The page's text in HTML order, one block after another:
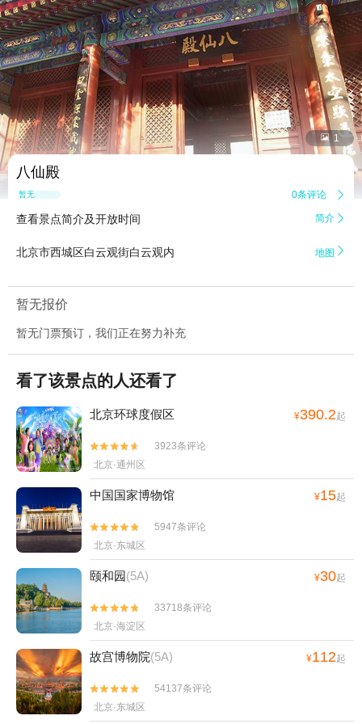
 1
八仙殿
暂无点评 0条评论 
查看景点简介及开放时间 简介 
北京市西城区白云观街白云观内 地图 
暂无报价
暂无门票预订，我们正在努力补充
看了该景点的人还看了
北京环球度假区 ¥390.2起


3923条评论
北京·通州区
中国国家博物馆 ¥15起


5947条评论
北京·东城区
颐和园(5A) ¥30起


33718条评论
北京·海淀区
故宫博物院(5A) ¥112起


54137条评论
北京·东城区
